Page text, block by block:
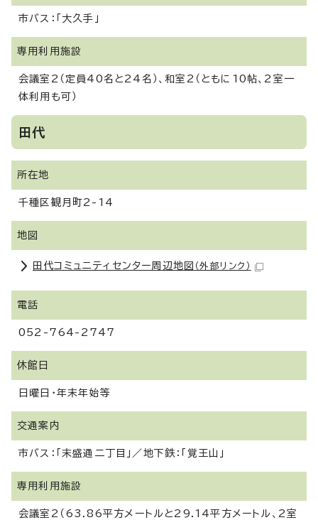
市バス：「大久手」
専用利用施設
会議室2（定員40名と24名）、和室2（ともに10帖、2室一
体利用も可）
田代
所在地
千種区観月町2-14
地図
田代コミュニティセンター周辺地図 （外部リンク）
電話
052-764-2747
休館日
日曜日・年末年始等
交通案内
市バス：「末盛通二丁目」／地下鉄：「覚王山」
専用利用施設
会議室2（63.86平方メートルと29.14平方メートル、2室